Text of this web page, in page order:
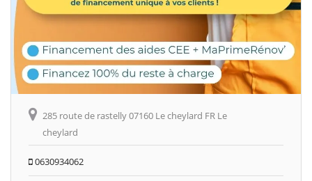
285 route de rastelly 07160 Le cheylard FR Le
cheylard
0630934062